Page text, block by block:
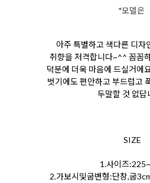
*모델은
아주 특별하고 색다른 디자
취향을 저격합니다~^^ 꼼꼼
덕분에 더욱 마음에 드실거에
벗기에도 편안하고 부드럽고
두말할 것 없답
SIZE
1.사이즈
2.가보시및굽변형:단창,굽